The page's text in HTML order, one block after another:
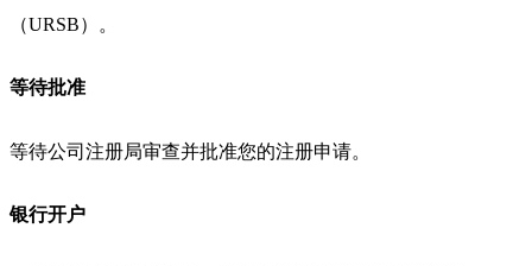
（URSB）。
等待批准
等待公司注册局审查并批准您的注册申请。
银行开户